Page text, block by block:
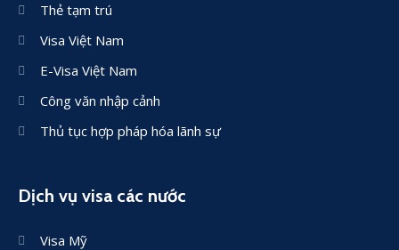
Thẻ tạm trú
Visa Việt Nam
E-Visa Việt Nam
Công văn nhập cảnh
Thủ tục hợp pháp hóa lãnh sự
Dịch vụ visa các nước
Visa Mỹ